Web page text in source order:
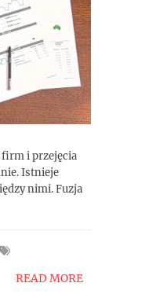
firm i przejęcia
Istnieje
nimi. Fuzja
READ MORE